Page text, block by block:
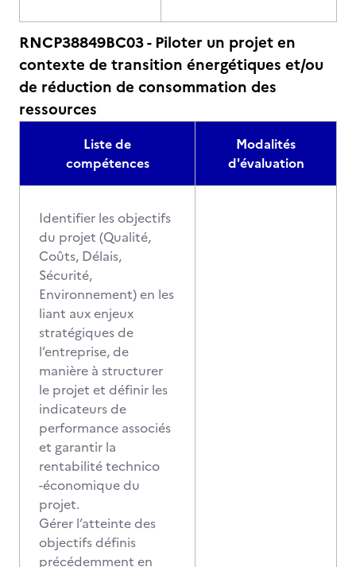
RNCP38849BC03 - Piloter un projet en
contexte de transition énergétiques et/ou
de réduction de consommation des
ressources
Liste de
compétences
Modalités
d'évaluation
Identifier les objectifs
du projet (Qualité,
Coûts, Délais,
Sécurité,
Environnement) en les
liant aux enjeux
stratégiques de
l’entreprise, de
manière à structurer
le projet et définir les
indicateurs de
performance associés
et garantir la
rentabilité technico
-économique du
projet.
Gérer l’atteinte des
objectifs définis
précédemment en